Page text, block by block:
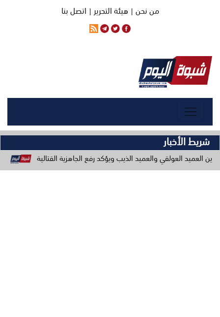
من نحن |هيئة التحرير | اتصل بنا
شريط الأخبار
والعميد الذيب ويؤكد رفع الجاهزية القتالية : مصادر إعلامية: 41 شهيداً في حصيلة أولية للقصف الحوثي على معسكري قوات الطوارئ بمأرب وحضرموت